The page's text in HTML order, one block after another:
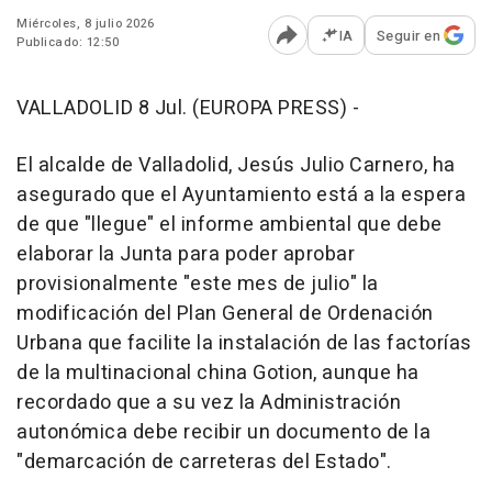
Miércoles, 8 julio 2026
Publicado: 12:50
Abrir opciones para
IA Seguir en
VALLADOLID 8 Jul. (EUROPA PRESS) -
El alcalde de Valladolid, Jesús Julio Carnero, ha
asegurado que el Ayuntamiento está a la espera
de que "llegue" el informe ambiental que debe
elaborar la Junta para poder aprobar
provisionalmente "este mes de julio" la
modificación del Plan General de Ordenación
Urbana que facilite la instalación de las factorías
de la multinacional china Gotion, aunque ha
recordado que a su vez la Administración
autonómica debe recibir un documento de la
"demarcación de carreteras del Estado".